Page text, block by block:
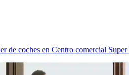
de coches en Centro comercial